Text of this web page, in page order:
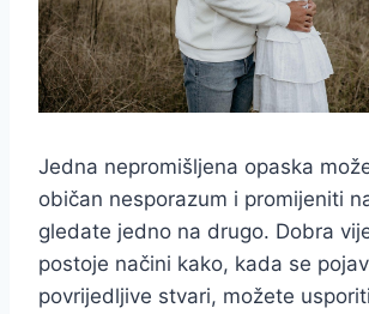
Jedna nepromišljena opaska
običan nesporazum i promijeniti
gledate jedno na drugo. Dobra
postoje načini kako, kada se
povrijedljive stvari, možete